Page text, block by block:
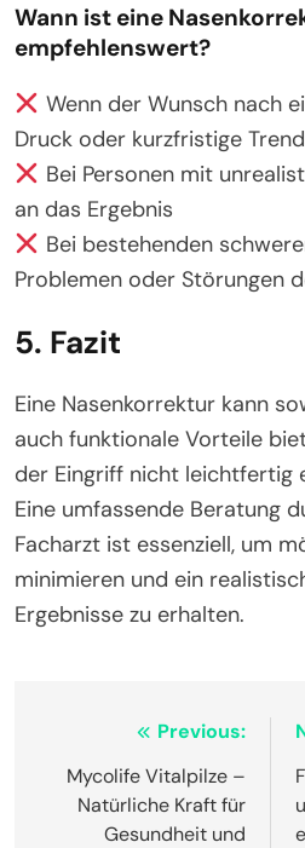
Wann ist eine
empfehlenswert?
Wenn der Wunsch nach
Druck oder kurzfristige
Bei Personen mit
an das Ergebnis
Bei bestehenden
Problemen oder Störungen
5. Fazit
Eine Nasenkorrektur kann
auch funktionale Vorteile
der Eingriff nicht leichtfertig
Eine umfassende Beratung
Facharzt ist essenziell, um
minimieren und ein
Ergebnisse zu erhalten.
navigation
Previous:
Mycolife Vitalpilze –
Natürliche Kraft für
Gesundheit und